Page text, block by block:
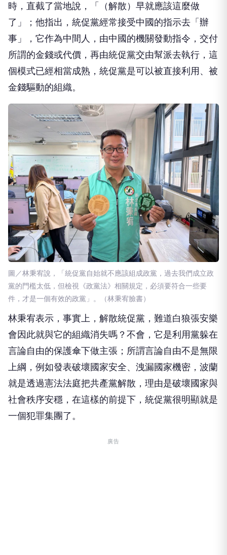
時，直截了當地說，「（解散）早就應該這麼做
了」；他指出，統促黨經常接受中國的指示去「辦
事」，它作為中間人，由中國的機關發動指令，交付
所謂的金錢或代價，再由統促黨交由幫派去執行，這
個模式已經相當成熟，統促黨是可以被直接利用、被
金錢驅動的組織。
圖／林秉宥說，「統促黨自始就不應該組成政黨，過去我們成立政
黨的門檻太低，但檢視《政黨法》相關規定，必須要符合一些要
件，才是一個有效的政黨」。（林秉宥臉書）
林秉宥表示，事實上，解散統促黨，難道白狼張安樂
會因此就與它的組織消失嗎？不會，它是利用黨躲在
言論自由的保護傘下做主張；所謂言論自由不是無限
上綱，例如發表破壞國家安全、洩漏國家機密，波蘭
就是透過憲法法庭把共產黨解散，理由是破壞國家與
社會秩序安穩，在這樣的前提下，統促黨很明顯就是
一個犯罪集團了。
廣告